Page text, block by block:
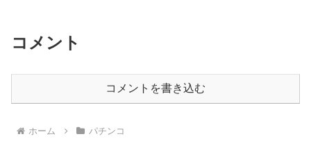
コメント
コメントを書き込む
ホーム パチンコ